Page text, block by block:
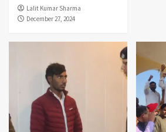
Lalit Kumar Sharma
December 27, 2024